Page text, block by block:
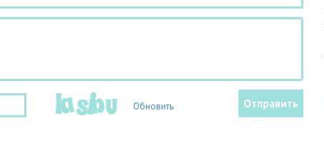
Обновить